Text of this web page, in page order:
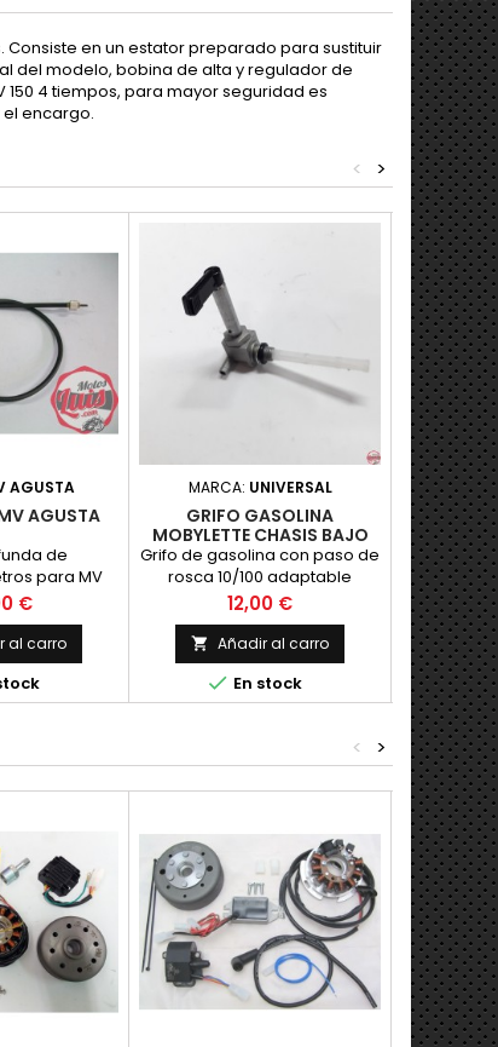
en un estator preparado para sustituir
del modelo, bobina de alta y regulador de
150 4 tiempos, para mayor seguridad es
encargo.
>
<
AGUSTA
AGUSTA
de
para MV
para relojes
roscas del
NUEVA
€
al carro
MARCA: UNIVERSAL
GRIFO GASOLINA
MOBYLETTE CHASIS BAJO
10/100
Grifo de gasolina con paso de
rosca 10/100 adaptable
Mobylette con chasis tipo AV.
Nuevo
Precio
12,00 €
 Añadir al carro
 En stock
JUEGO
Juego de
Emeuve
en color
22 para el
para


>
<